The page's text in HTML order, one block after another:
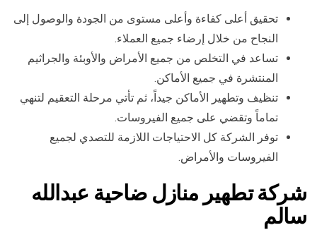
تحقيق أعلى كفاءة وأعلى مستوى من الجودة والوصول إلى
النجاح من خلال إرضاء جميع العملاء.
تساعد في التخلص من جميع الأمراض والأوبئة والجراثيم
المنتشرة في جميع الأماكن.
تنظيف وتطهير الأماكن جيداً، ثم تأتي مرحلة التعقيم لتنهي
تماماً وتقضي على جميع الفيروسات.
توفر الشركة كل الاحتياجات اللازمة للتصدي لجميع
الفيروسات والأمراض.
شركة تطهير منازل ضاحية عبدالله
سالم